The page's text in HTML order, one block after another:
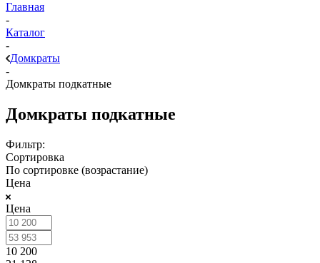
Главная
-
Каталог
-
Домкраты
-
Домкраты подкатные
Домкраты подкатные
Фильтр:
Сортировка
По сортировке (возрастание)
Цена
Цена
10 200